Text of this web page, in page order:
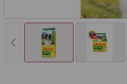
Vorheriges Bild anzeigen